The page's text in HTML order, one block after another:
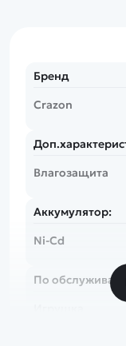
Бренд
Crazon
Влагозащита
Аккумулятор:
Ni-Cd
По